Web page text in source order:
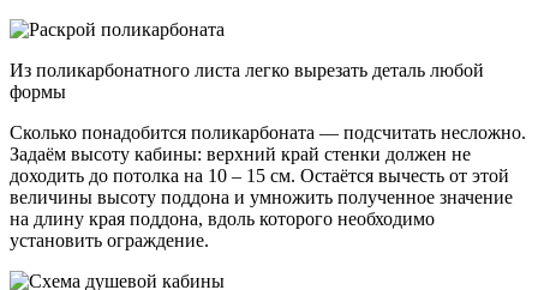
Из поликарбонатного листа легко вырезать деталь любой
формы
Сколько понадобится поликарбоната — подсчитать несложно.
Задаём высоту кабины: верхний край стенки должен не
доходить до потолка на 10 – 15 см. Остаётся вычесть от этой
величины высоту поддона и умножить полученное значение
на длину края поддона, вдоль которого необходимо
установить ограждение.